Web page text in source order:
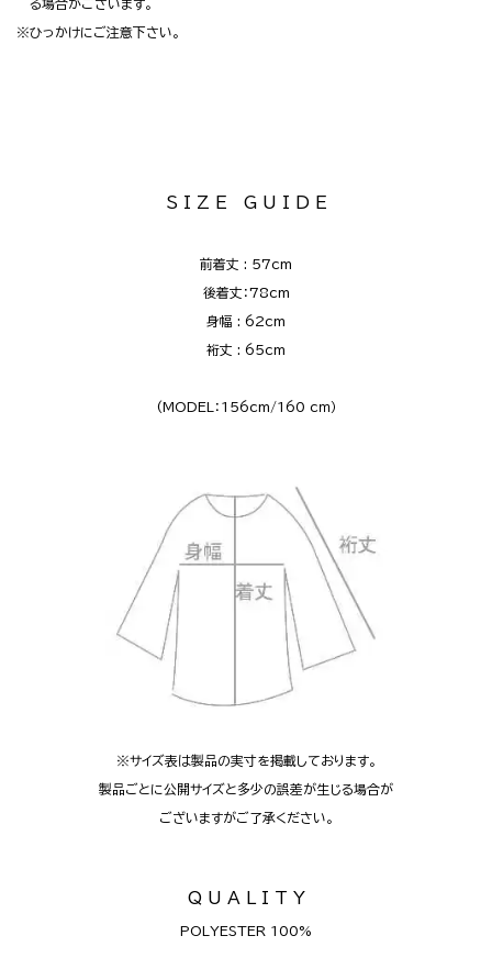
る場合がございます。
※ひっかけにご注意下さい。
S I Z E G U I D E
前着丈 : 57cm
後着丈：78cm
身幅 : 62cm
裄丈 : 65cm
(MODEL：156cm/160 cｍ）
※サイズ表は製品の実寸を掲載しております。
製品ごとに公開サイズと多少の誤差が生じる場合が
ございますがご了承ください。
Q U A L I T Y
POLYESTER 100%